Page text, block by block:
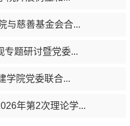
与慈善基金会合...
专题研讨暨党委...
学院党委联合...
年第2次理论学...